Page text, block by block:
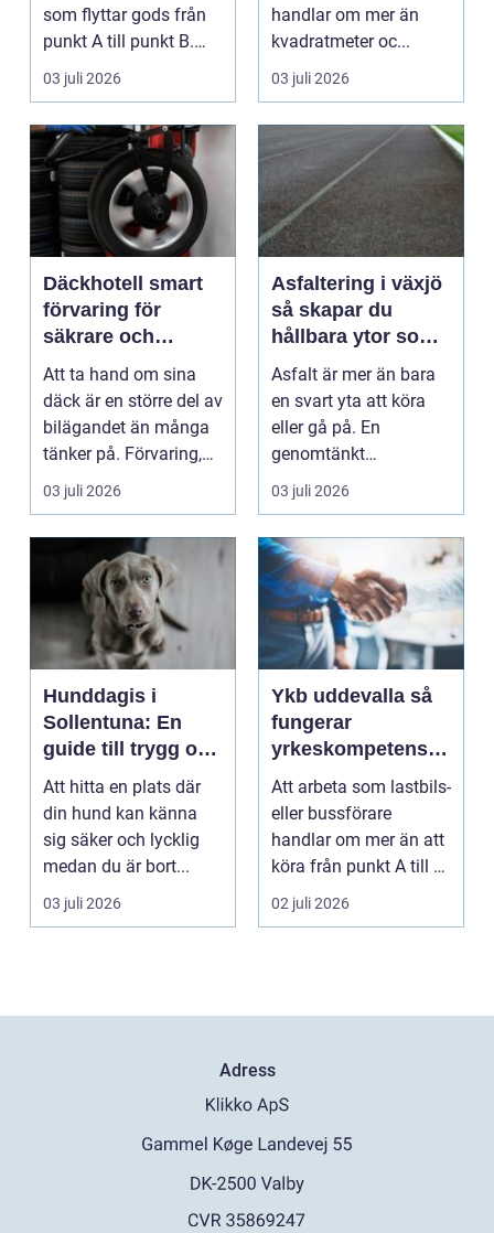
som flyttar gods från
punkt A till punkt B.
Rätt partner...
03 juli 2026
handlar om mer än
kvadratmeter oc...
03 juli 2026
Däckhotell smart
förvaring för
säkrare och
enklare bilägande
Att ta hand om sina
däck är en större del av
bilägandet än många
tänker på. Förvaring,
skick, lufttr...
03 juli 2026
Asfaltering i växjö
så skapar du
hållbara ytor som
fungerar året runt
Asfalt är mer än bara
en svart yta att köra
eller gå på. En
genomtänkt
asfaltering kan lyfta
helhets...
03 juli 2026
Hunddagis i
Sollentuna: En
guide till trygg och
stimulerande
dagvård för din
hund
Att hitta en plats där
din hund kan känna
sig säker och lycklig
medan du är bort...
03 juli 2026
Ykb uddevalla så
fungerar
yrkeskompetensbe
vis för lastbil och
buss
Att arbeta som lastbils-
eller bussförare
handlar om mer än att
köra från punkt A till B.
Bakom varj...
02 juli 2026
Adress